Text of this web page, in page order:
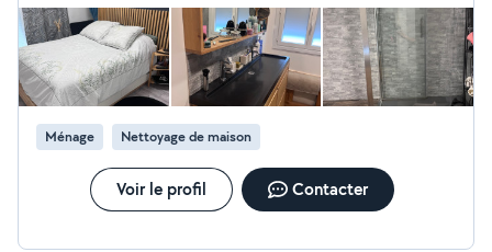
textile nettoyage fin de chantier / état des lieux
nettoyage terrasse Je m'adapte à vos besoins, que ce
soit pour des interventions régulières ou ponctuelles
mais également sur des gros chantier de nettoyage.
Mon objectif est de vous offrir un intérieur propre,
agréable et bien entretenu. N'hésitez pas à me
contacter pour plus d'informations ou pour convenir d'un
rendez-vous. À bientôt !
Ménage Nettoyage de maison
Voir le profil Contacter